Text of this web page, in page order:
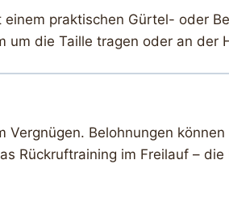
praktischen Gürtel- oder
die Taille tragen oder an der
Vergnügen. Belohnungen
Rückruftraining im Freilauf –